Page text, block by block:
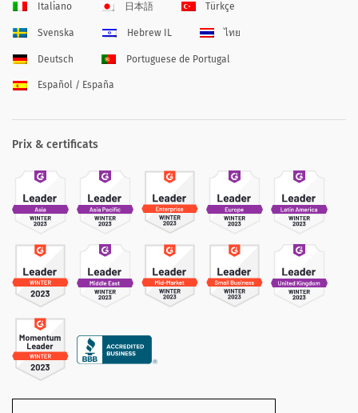
Italiano 日本語 Türkçe
Svenska Hebrew IL ไทย
Deutsch Portuguese de Portugal
Español / España
Prix & certificats